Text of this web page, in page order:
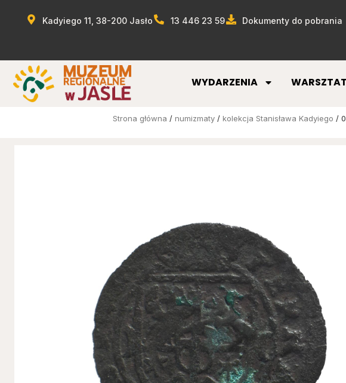
Kadyiego 11, 38-200 Jasło 13 446 23 59 Dokumenty do pobrania
WYDARZENIA
Strona główna / numizmaty/ kolekcja Stanisława Kadyiego /